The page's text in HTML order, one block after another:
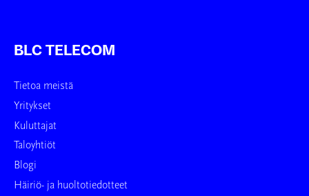
BLC TELECOM
Tietoa meistä
Yritykset
Kuluttajat
Taloyhtiöt
Blogi
Häiriö- ja huoltotiedotteet